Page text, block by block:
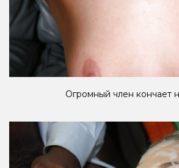
Огромный член кончает